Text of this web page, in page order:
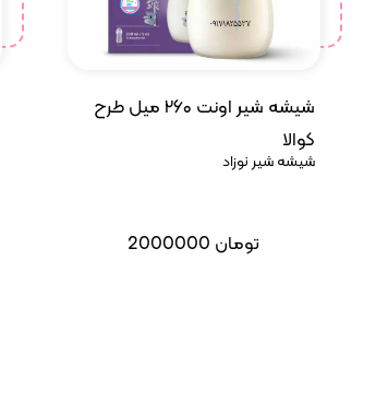
شیشه شیر اونت ۲۶۰ میل طرح
کوالا
شیشه شیر نوزاد
2000000 تومان